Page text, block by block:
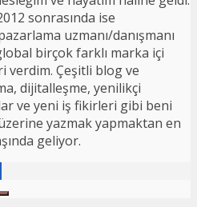
sonrasında ise
uzmanı/danışmanı
birçok farklı marka içi
verdim. Çeşitli blog ve
dijitalleşme, yenilikçi
ve yeni iş fikirleri gibi beni
yazmak yapmaktan en
geliyor.